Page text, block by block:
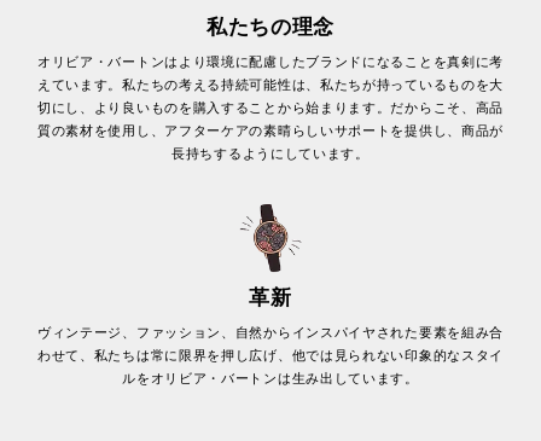
私たちの理念
オリビア・バートンはより環境に配慮したブランドになることを真剣に考
えています。私たちの考える持続可能性は、私たちが持っているものを大
切にし、より良いものを購入することから始まります。だからこそ、高品
質の素材を使用し、アフターケアの素晴らしいサポートを提供し、商品が
長持ちするようにしています。
革新
ヴィンテージ、ファッション、自然からインスパイヤされた要素を組み合
わせて、私たちは常に限界を押し広げ、他では見られない印象的なスタイ
ルをオリビア・バートンは生み出しています。